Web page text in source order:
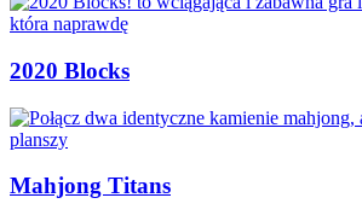
2020 Blocks
Mahjong Titans